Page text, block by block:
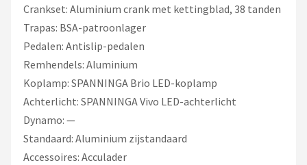
Crankset: Aluminium crank met kettingblad, 38 tanden
Trapas: BSA-patroonlager
Pedalen: Antislip-pedalen
Remhendels: Aluminium
Koplamp: SPANNINGA Brio LED-koplamp
Achterlicht: SPANNINGA Vivo LED-achterlicht
Dynamo: —
Standaard: Aluminium zijstandaard
Accessoires: Acculader